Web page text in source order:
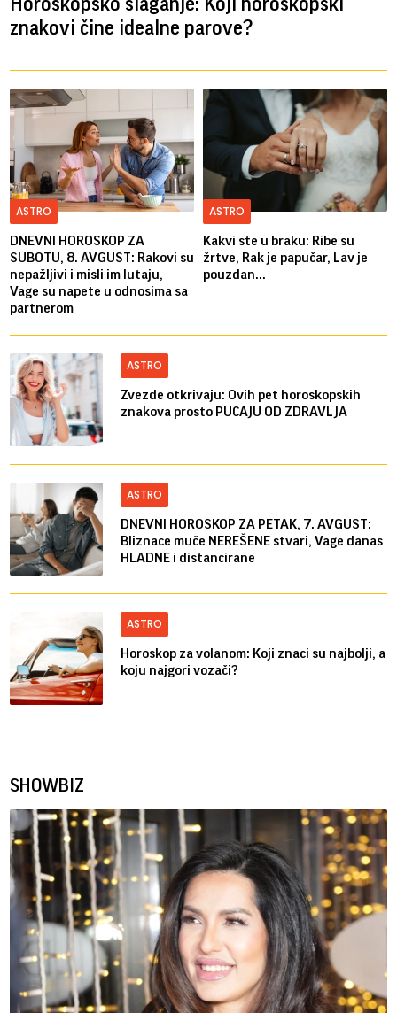
znakovi čine idealne parove?
ASTRO
DNEVNI HOROSKOP ZA
SUBOTU, 8. AVGUST: Rakovi su
nepažljivi i misli im lutaju,
Vage su napete u odnosima sa
partnerom
ASTRO
Kakvi ste u braku: Ribe su
žrtve, Rak je papučar, Lav je
pouzdan...
ASTRO
Zvezde otkrivaju: Ovih pet horoskopskih
znakova prosto PUCAJU OD ZDRAVLJA
ASTRO
DNEVNI HOROSKOP ZA PETAK, 7. AVGUST:
Bliznace muče NEREŠENE stvari, Vage danas
HLADNE i distancirane
ASTRO
Horoskop za volanom: Koji znaci su najbolji, a
koju najgori vozači?
SHOWBIZ